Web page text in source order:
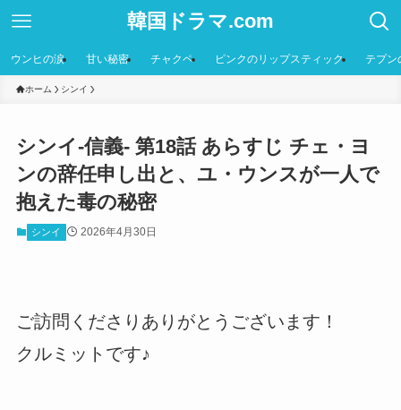
韓国ドラマ.com
ウンヒの涙 甘い秘密 チャクペ ピンクのリップスティック テプン
ホーム シンイ
シンイ-信義- 第18話 あらすじ チェ・ヨ
ンの辞任申し出と、ユ・ウンスが一人で
抱えた毒の秘密
シンイ 2026年4月30日
ご訪問くださりありがとうございます！
クルミットです♪